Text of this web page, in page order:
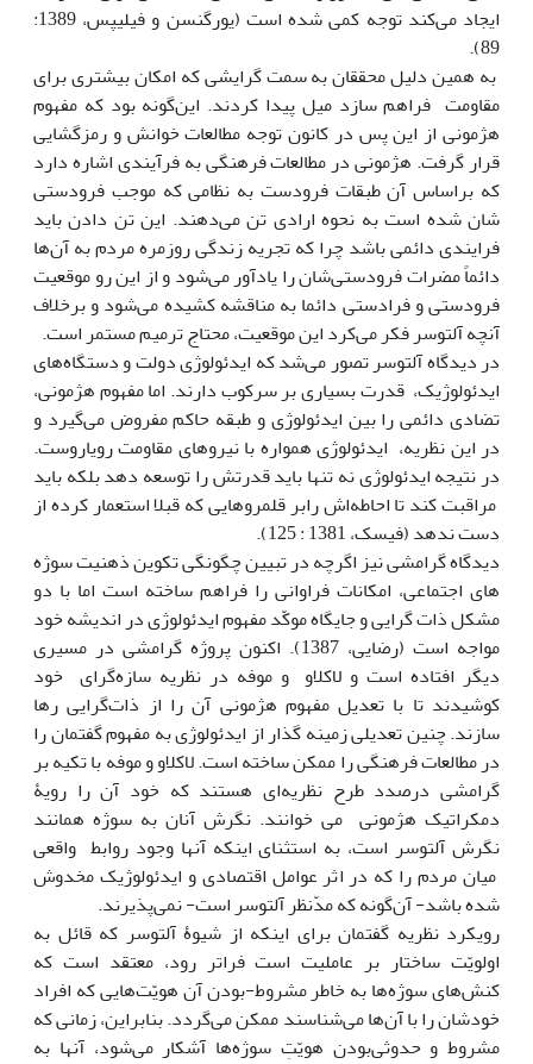
ایجاد می‌کند توجه کمی شده است (یورگنسن و فیلیپس، 1389:
89).
به همین دلیل محققان به سمت گرایشی که امکان بیشتری برای
مقاومت فراهم سازد میل پیدا کردند. این‌گونه بود که مفهوم
هژمونی از این پس در کانون توجه مطالعات خوانش و رمزگشایی
قرار گرفت. هژمونی در مطالعات فرهنگی به فرآیندی اشاره دارد
که براساس آن طبقات فرودست به نظامی که موجب فرودستی
شان شده است به نحوه ارادی تن می‌دهند. این تن دادن باید
فرایندی دائمی باشد چرا که تجریه زندگی روزمره مردم به آن‌ها
دائماً مضرات‌ فرودستی‌شان را یادآور می‌شود و از این رو موقعیت
فرودستی و فرادستی دائما به مناقشه کشیده می‌شود و برخلاف
آنچه آلتوسر فکر می‌کرد این موقعیت، محتاج ترمیم مستمر است.
در دیدگاه آلتوسر تصور می‌شد که ایدئولوژی دولت و دستگاه‌های
ایدئولوژیک، قدرت بسیاری بر سرکوب دارند. اما مفهوم هژمونی،
تضادی دائمی را بین ایدئولوژی و طبقه حاکم مفروض می‌گیرد و
در این نظریه، ایدئولوژی همواره با نیروهای مقاومت رویاروست.
در نتیجه ایدئولوژی نه تنها باید قدرتش را توسعه دهد بلکه باید
مراقبت کند تا احاطه‌اش رابر قلمرو‌هایی که قبلا استعمار کرده‌ از
دست ندهد (فیسک، 1381 : 125).
دیدگاه گرامشی نیز اگرچه در تبیین چگونگی تکوین ذهنیت سوژه
های اجتماعی، امکانات فراوانی را فراهم ساخته است اما با دو
مشکل ذات گرایی و جایگاه موکّد مفهوم ایدئولوژی در اندیشه خود
مواجه است (رضایی، 1387). اکنون پروژه گرامشی در مسیری
دیگر افتاده است و لاکلاو و موفه در نظریه سازه‌گرای خود
کوشیدند تا با تعدیل مفهوم هژمونی آن را از ذات‌گرایی رها
سازند. چنین تعدیلی زمینه گذار از ایدئولوژی به مفهوم گفتمان را
در مطالعات فرهنگی را ممکن ساخته است. لاکلاو و موفه با تکیه بر
گرامشی درصدد طرح نظریه‌ای هستند که خود آن را رویۀ
دمکراتیک هژمونی می خوانند. نگرش آنان به سوژه همانند
نگرش آلتوسر است، به استثنای اینکه آن‏ها‏‎ وجود روابط واقعی
میان مردم را که در اثر عوامل اقتصادی و ایدئولوژیک مخدوش
شده باشد- آن‌گونه که مدّنظر آلتوسر است- نمی‌پذیرند.
رویکرد نظریه‌ گفتمان برای این‏که از شیوۀ آلتوسر که قائل به
اولویّت ساختار بر عاملیت است‌‌‌ فراتر رود‌‌‌‌، معتقد است که
کنش‌های سوژه‌ها به خاطر مشروط-بودن آن هویّت‌هایی که افراد
خودشان را با آن‌ها می‌شناسند‌‌‌‌ ممکن می‌گردد‌‌‌‌. بنابراین‌‌‌‌، زمانی که
مشروط و حدوثی‌بودن هویّت‌ِ سوژه‌ها آشکار می‌شود‌‌‌‌، آن‏ها‎ به